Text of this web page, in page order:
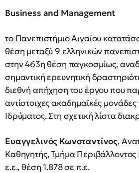
Business and Management
το Πανεπιστήμιο Αιγαίου
θέση μεταξύ 9 ελληνικών
στην 463η θέση παγκοσμίως,
σημαντική ερευνητική
διεθνή απήχηση του έργου που
αντίστοιχες ακαδημαϊκές μονάδες
Ιδρύματος. Στη σχετική λίστα
Ευαγγελινός Κωνσταντίνος,
Καθηγητής, Τμήμα Περιβάλλοντος
ε.ε., θέση 1.878 σε π.ε.